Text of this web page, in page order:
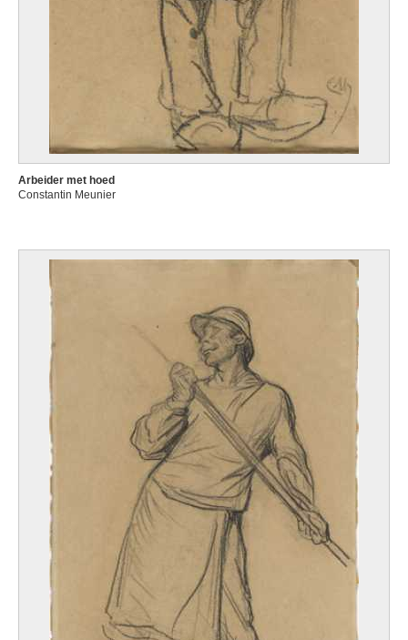
Arbeider met hoed
Constantin Meunier